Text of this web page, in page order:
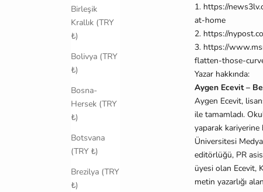
Birleşik
Krallık (TRY
₺)
Bolivya (TRY
₺)
Bosna-
Hersek (TRY
₺)
Botsvana
(TRY ₺)
Brezilya (TRY
₺)
1. https://
at-home
2. https://
3. https://
flatten-those-
Yazar hakkında:
Aygen Ecevit –
Aygen Ecevit,
ile tamamladı.
yaparak kariyerine
Üniversitesi
editörlüğü, PR
üyesi olan Ecevit,
metin yazarlığı